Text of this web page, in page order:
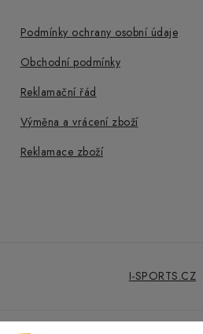
Podmínky ochrany osobní údaje
Obchodní podmínky
Reklamační řád
Výměna a vrácení zboží
Reklamace zboží
I-SPORTS.CZ